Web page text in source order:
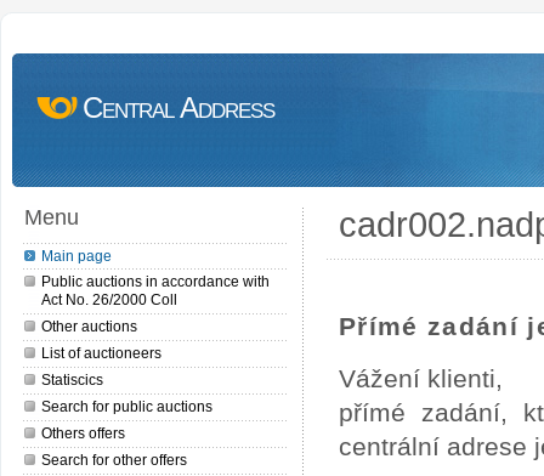
Central Address
Menu
Main page
Public auctions in accordance with
Act No. 26/2000 Coll
Other auctions
List of auctioneers
Statiscics
Search for public auctions
Others offers
Search for other offers
Přímé zadání
Vážení klienti,
přímé zadání,
centrální adrese